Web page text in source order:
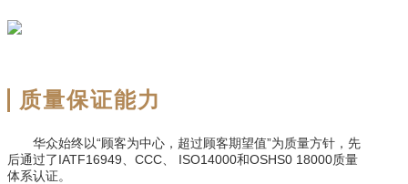
质量保证能力
华众始终以“顾客为中心，超过顾客期望值”为质量方针，先
后通过了IATF16949、CCC、 ISO14000和OSHS0 18000质量
体系认证。